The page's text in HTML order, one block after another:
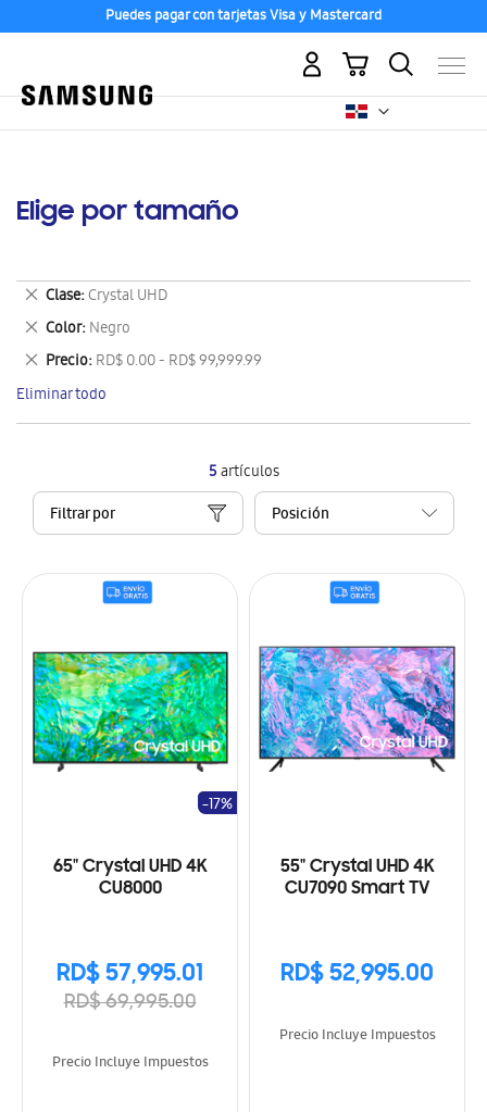
Puedes pagar con tarjetas Visa y Mastercard
Mi carrito
Elige por tamaño
5artículos
Filtrar por
65" Crystal UHD 4K
CU8000
RD$ 57,995.01
RD$ 69,995.00
-17%
Precio Incluye Impuestos
55" Crystal UHD 4K
CU7090 Smart TV
RD$ 52,995.00
Precio Incluye Impuestos
Clase Crystal UHD
Eliminar
este
artículo
Color Negro
Eliminar
este
artículo
Precio RD$ 0.00 - RD$ 99,999.99
Eliminar
este
artículo
Eliminar todo